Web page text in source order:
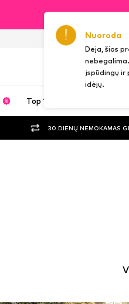
Top 100
30 DIENŲ NEMOKAMAS
Nuoroda
Deja, šios
įspūdingų ir
idėjų.